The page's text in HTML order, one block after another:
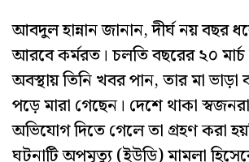
আবদুল হান্নান জানান, দীর্ঘ নয় বছর
আরবে কর্মরত। চলতি বছরের ২০ মার্চ
অবস্থায় তিনি খবর পান, তার মা ভাড়া
পড়ে মারা গেছেন। দেশে থাকা
অভিযোগ দিতে গেলে তা গ্রহণ করা
ঘটনাটি অপমৃত্যু (ইউডি) মামলা